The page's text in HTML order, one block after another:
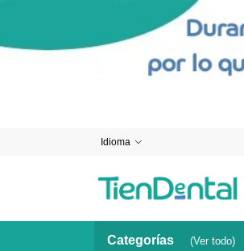
Idioma
Categorías (Ver todo)